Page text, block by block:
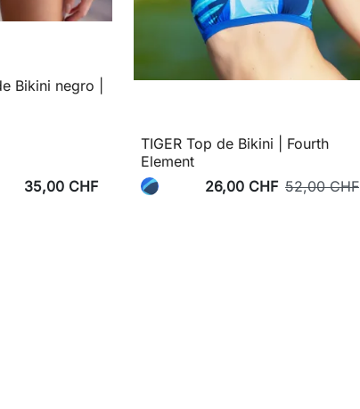
Bikini negro |
35,00 CHF
TIGER Top de Bikini | Fourth
Element
26,00 CHF 52,00 CHF